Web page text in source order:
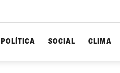
POLÍTICA SOCIAL CLIMA